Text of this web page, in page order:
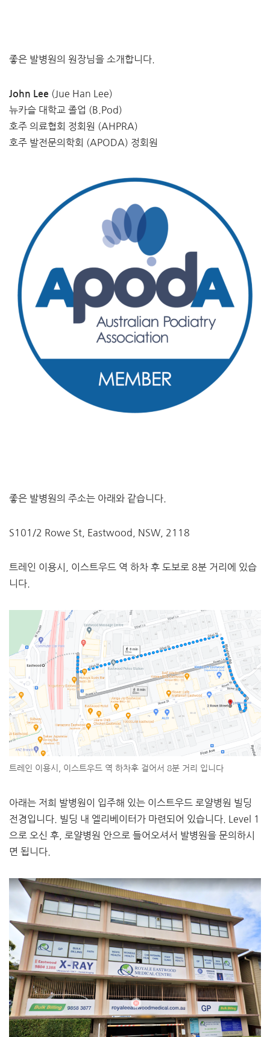
좋은 발병원의 원장님을 소개합니다.
John Lee (Jue Han Lee)
뉴카슬 대학교 졸업 (B.Pod)
호주 의료협회 정회원 (AHPRA)
호주 발전문의학회 (APODA) 정회원
​좋은 발병원의 주소는 아래와 같습니다.
S101/2 Rowe St, Eastwood, NSW, 2118
트레인 이용시, 이스트우드 역 하차 후 도보로 8분 거리에 있습
니다.
트레인 이용시, 이스트우드 역 하차후 걸어서 8분 거리 입니다
아래는 저희 발병원이 입주해 있는 이스트우드 로얄병원 빌딩
전경입니다. 빌딩 내 엘리베이터가 마련되어 있습니다. Level 1
으로 오신 후, 로얄병원 안으로 들어오셔서 발병원을 문의하시
면 됩니다.